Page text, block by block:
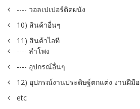
---- วอลเปเปอร์ติดผนัง
10) สินค้าอื่นๆ
11) สินค้าไอที
---- ลำโพง
---- อุปกรณ์อื่นๆ
12) อุปกรณ์งานประดิษฐ์ตกแต่ง งานฝีมือ
etc